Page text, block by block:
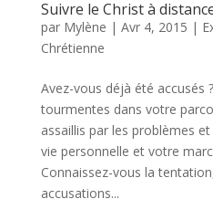
Suivre le Christ à
par Mylène | Avr 4, 2015 |
Chrétienne
Avez-vous déjà été accusés
tourmentes dans votre
assaillis par les problèmes
vie personnelle et votre
Connaissez-vous la
accusations...